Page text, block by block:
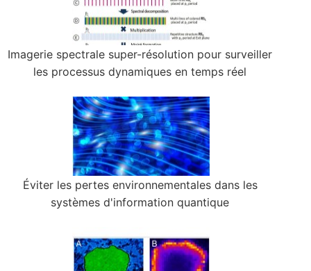
Imagerie spectrale super-résolution pour surveiller
les processus dynamiques en temps réel
Éviter les pertes environnementales dans les
systèmes d'information quantique